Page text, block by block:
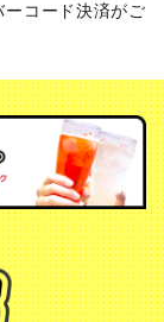
コード決済がご